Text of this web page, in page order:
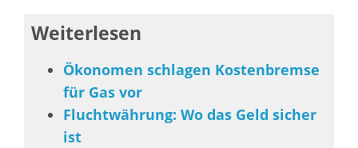
Weiterlesen
Ökonomen schlagen Kostenbremse
für Gas vor
Fluchtwährung: Wo das Geld sicher
ist